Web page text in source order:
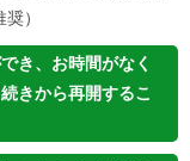
）
き、お時間がなく
きから再開するこ